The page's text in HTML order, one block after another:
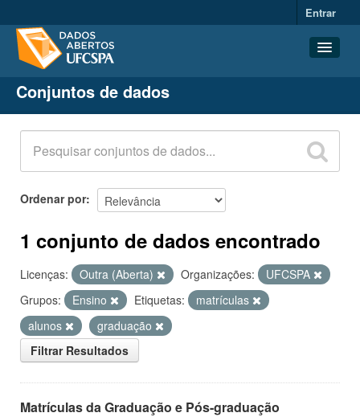
Entrar
Conjuntos de dados
Organizações
Grupos
Sobre
Conjuntos de dados
Ordenar por
1 conjunto de dados encontrado
Licenças: Outra (Aberta) Organizações:
UFCSPA
Grupos:
Ensino Etiquetas:
matrículas
alunos
graduação
Filtrar Resultados
Matrículas da Graduação e Pós-graduação